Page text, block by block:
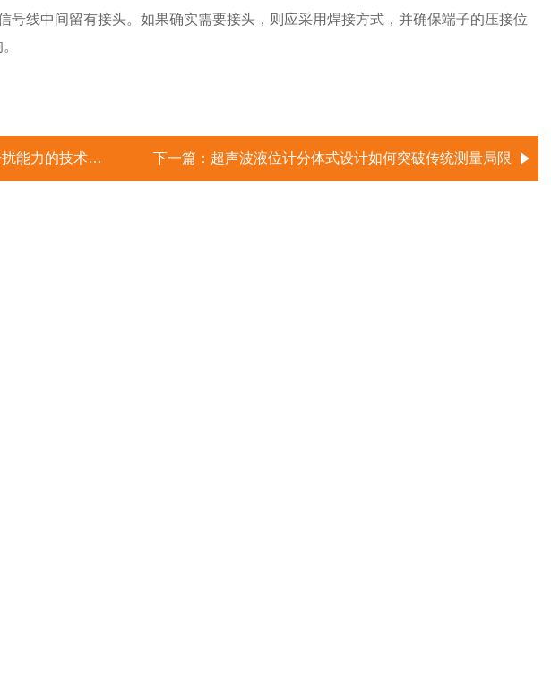
号线中间留有接头。如果确实需要接头，则应采用焊接方式，并确保端子的压接位
力的技术突破 下一篇： 超声波液位计分体式设计如何突破传统测量局限